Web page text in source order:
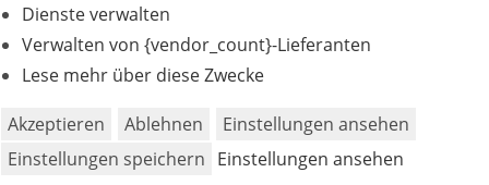
Dienste verwalten
Verwalten von {vendor_count}-Lieferanten
Lese mehr über diese Zwecke
Akzeptieren Ablehnen
Einstellungen ansehen
Einstellungen speichern Einstellungen ansehen